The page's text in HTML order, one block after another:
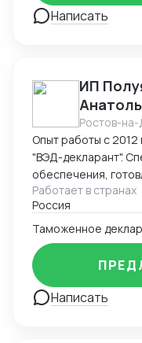
Написать
ИП
Ростов-
Опыт работы с 2012 года. Работаю в
"ВЭД-декларант".
обеспечения,
подтверждения
вероятностью
партнерство со
рубежом,
вашим заказчикам
Работает в странах
Россия
Написать